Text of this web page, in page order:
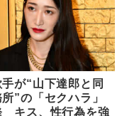
が“山下達郎と同
”の「セクハラ」
キス、性行為を強